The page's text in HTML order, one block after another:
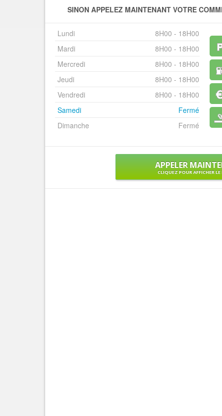
SINON APPELEZ MAINTENANT VOTRE
Lundi
8H00 - 18H00
Mardi
8H00 - 18H00
Mercredi
8H00 - 18H00
Jeudi
8H00 - 18H00
Vendredi
8H00 - 18H00
Samedi
Fermé
Dimanche
Fermé
APPELER
CLIQUEZ POUR AFFICHER